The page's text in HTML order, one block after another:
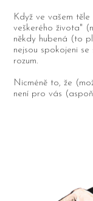
Když ve vašem
veškerého života"
někdy hubená (to
nejsou spokojeni
rozum.
Nicméně to, že
není pro vás